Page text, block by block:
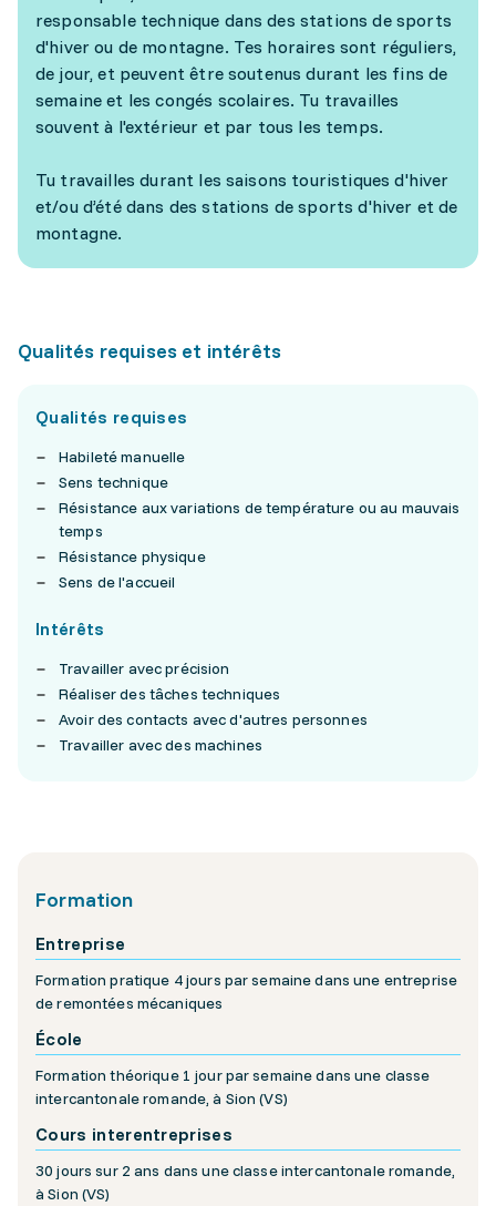
responsable technique dans des stations de sports
d'hiver ou de montagne. Tes horaires sont réguliers,
de jour, et peuvent être soutenus durant les fins de
semaine et les congés scolaires. Tu travailles
souvent à l'extérieur et par tous les temps.
Tu travailles durant les saisons touristiques d'hiver
et/ou d’été dans des stations de sports d'hiver et de
montagne.
Qualités requises et intérêts
Qualités requises
Habileté manuelle
Sens technique
Résistance aux variations de température ou au mauvais
temps
Résistance physique
Sens de l'accueil
Intérêts
Travailler avec précision
Réaliser des tâches techniques
Avoir des contacts avec d'autres personnes
Travailler avec des machines
Formation
Entreprise
Formation pratique 4 jours par semaine dans une entreprise
de remontées mécaniques
École
Formation théorique 1 jour par semaine dans une classe
intercantonale romande, à Sion (VS)
Cours interentreprises
30 jours sur 2 ans dans une classe intercantonale romande,
à Sion (VS)